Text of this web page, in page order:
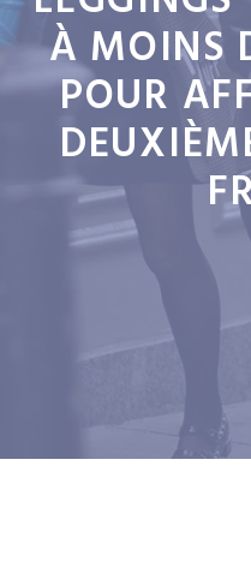
À MOINS
POUR